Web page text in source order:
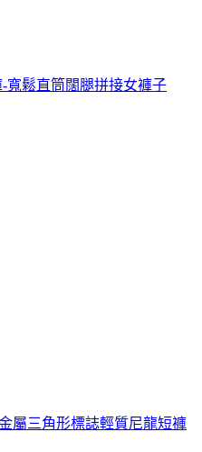
寬鬆直筒闊腿拼接女褲子
屬三角形標誌輕質尼龍短褲